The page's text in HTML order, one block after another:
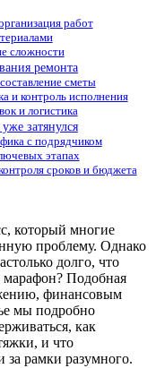
работ
сложности
ремонта
сметы
и контроль исполнения
и логистика
затянулся
с подрядчиком
этапах
сроков и бюджета
который многие
проблему. Однако
долго, что
марафон? Подобная
финансовым
мы подробно
как
и что
рамки разумного.